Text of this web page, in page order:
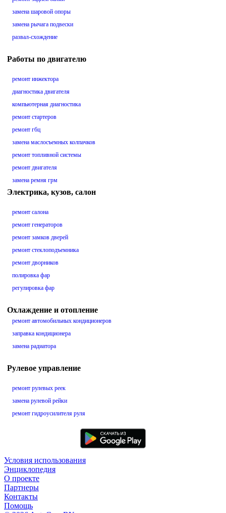
замена шаровой опоры
замена рычага подвески
развал-схождение
Работы по двигателю
ремонт инжектора
диагностика двигателя
компьютерная диагностика
ремонт стартеров
ремонт гбц
замена маслосъемных колпачков
ремонт топливной системы
ремонт двигателя
замена ремня грм
Электрика, кузов, салон
ремонт салона
ремонт генераторов
ремонт замков дверей
ремонт стеклоподъемника
ремонт дворников
полировка фар
регулировка фар
Охлаждение и отопление
ремонт автомобильных кондиционеров
заправка кондиционера
замена радиатора
Рулевое управление
ремонт рулевых реек
замена рулевой рейки
ремонт гидроусилителя руля
Условия использования
Энциклопедия
О проекте
Партнеры
Контакты
Помощь